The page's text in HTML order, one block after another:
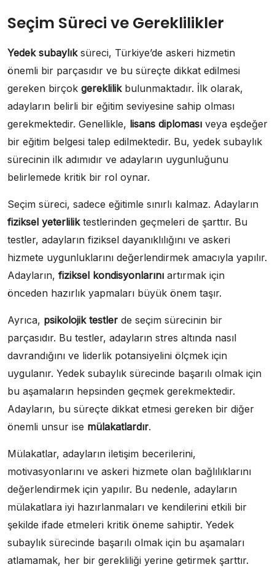
Seçim Süreci ve Gereklilikler
Yedek subaylıksüreci, Türkiye’de askeri hizmetin
önemli bir parçasıdır ve bu süreçte dikkat edilmesi
gereken birçok gereklilikbulunmaktadır. İlk olarak,
adayların belirli bir eğitim seviyesine sahip olması
gerekmektedir. Genellikle, lisans diploması veya eşdeğer
bir eğitim belgesi talep edilmektedir. Bu, yedek subaylık
sürecinin ilk adımıdır ve adayların uygunluğunu
belirlemede kritik bir rol oynar.
Seçim süreci, sadece eğitimle sınırlı kalmaz. Adayların
fiziksel yeterliliktestlerinden geçmeleri de şarttır. Bu
testler, adayların fiziksel dayanıklılığını ve askeri
hizmete uygunluklarını değerlendirmek amacıyla yapılır.
Adayların, fiziksel kondisyonlarını artırmak için
önceden hazırlık yapmaları büyük önem taşır.
Ayrıca, psikolojik testler de seçim sürecinin bir
parçasıdır. Bu testler, adayların stres altında nasıl
davrandığını ve liderlik potansiyelini ölçmek için
uygulanır. Yedek subaylık sürecinde başarılı olmak için
bu aşamaların hepsinden geçmek gerekmektedir.
Adayların, bu süreçte dikkat etmesi gereken bir diğer
önemli unsur ise mülakatlardır.
Mülakatlar, adayların iletişim becerilerini,
motivasyonlarını ve askeri hizmete olan bağlılıklarını
değerlendirmek için yapılır. Bu nedenle, adayların
mülakatlara iyi hazırlanmaları ve kendilerini etkili bir
şekilde ifade etmeleri kritik öneme sahiptir. Yedek
subaylık sürecinde başarılı olmak için bu aşamaları
atlamamak, her bir gerekliliği yerine getirmek şarttır.